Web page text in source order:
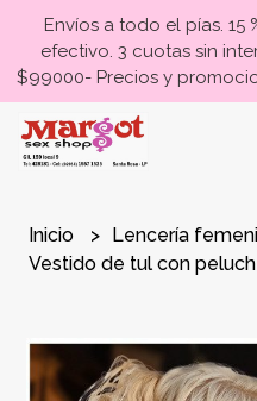
Envíos a todo el pías.
efectivo. 3 cuotas sin
$99000- Precios y
Inicio Lencería
Vestido de tul con